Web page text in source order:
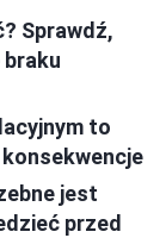
Sprawdź,
to
jest
przed